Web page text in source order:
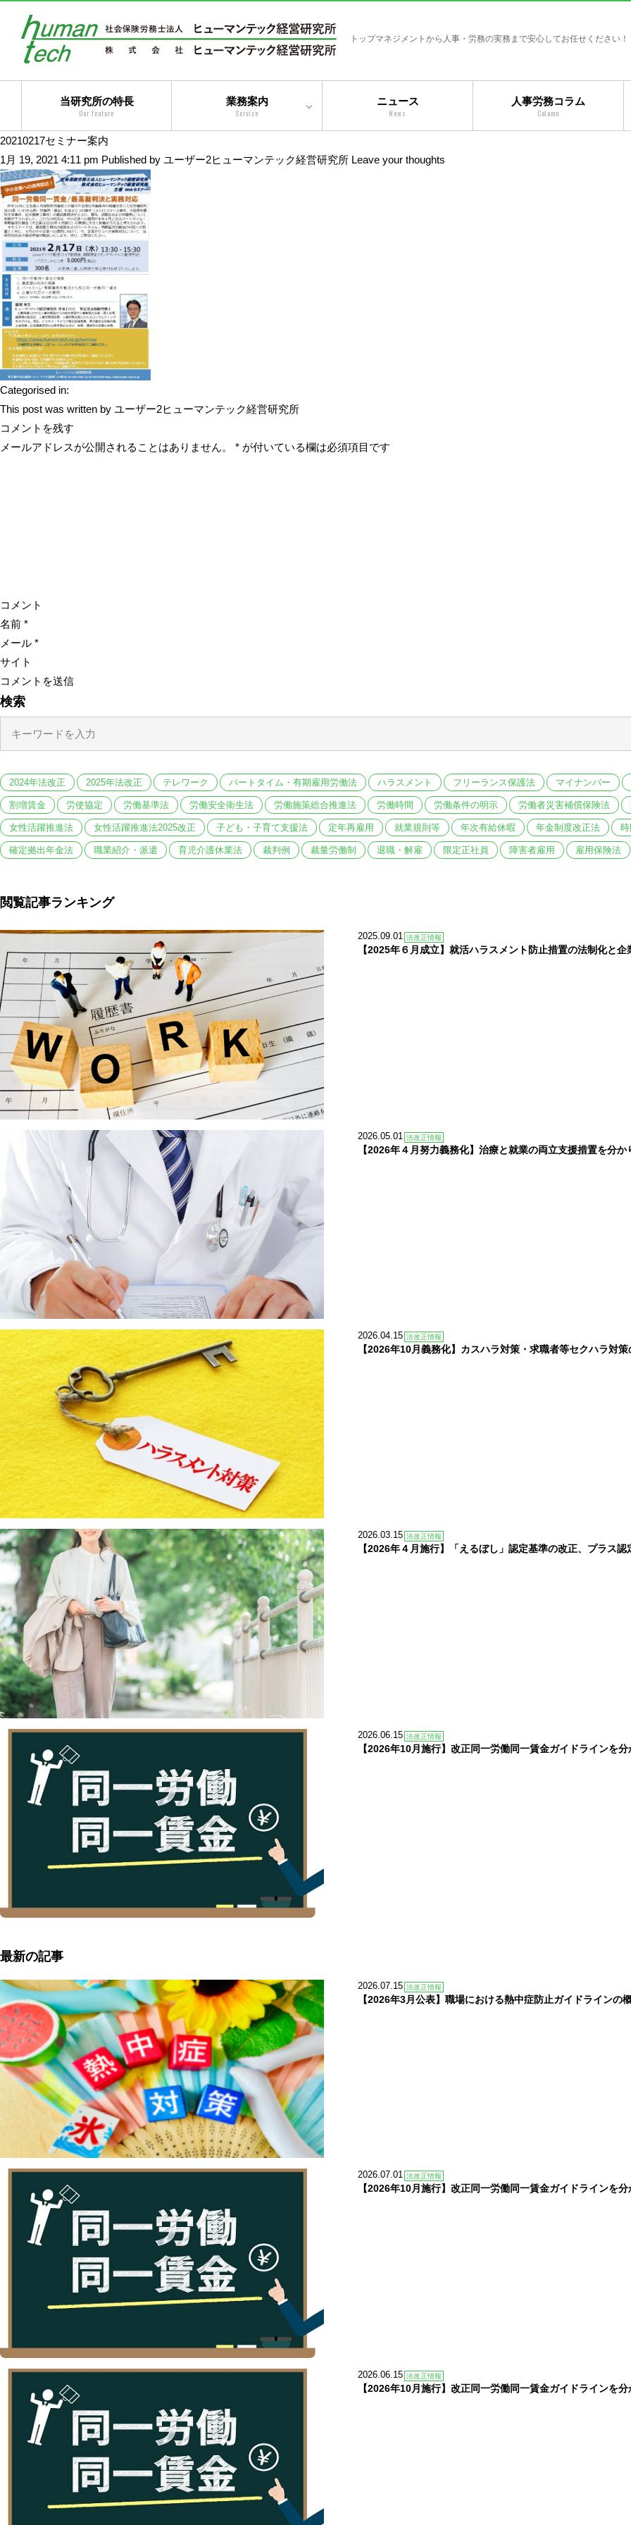
トップマネジメントから人事・労務の実務まで安心してお任せください！
当研究所の特長
Our feature
業務案内
Service
二法人体制によるトータ
ルサービス
ニュース
News
人事労務コラム
Column
20210217セミナー案内
1月 19, 2021 4:11 pm Published by ユーザー2ヒューマンテック経営研究所 Leave your thoughts
Categorised in:
This post was written by ユーザー2ヒューマンテック経営研究所
コメントを残す
メールアドレスが公開されることはありません。
* が付いている欄は必須項目です
コメント
名前 *
メール *
サイト
検索
2024年法改正 2025年法改正 テレワーク パートタイム・有期雇用労働法 ハラスメント フリーランス保護法 マイナンバー
割増賃金 労使協定 労働基準法 労働安全衛生法 労働施策総合推進法 労働時間 労働条件の明示 労働者災害補償保険法
女性活躍推進法 女性活躍推進法2025改正 子ども・子育て支援法 定年再雇用 就業規則等 年次有給休暇 年金制度改正法
確定拠出年金法 職業紹介・派遣 育児介護休業法 裁判例 裁量労働制 退職・解雇 限定正社員 障害者雇用 雇用保険法
閲覧記事ランキング
2025.09.01 法改正情報
【2025年６月成立】就活ハラスメント防止措置の法制化と企
2026.05.01 法改正情報
【2026年４月努力義務化】治療と就業の両立支援措置を分か
2026.04.15 法改正情報
【2026年10月義務化】カスハラ対策・求職者等セクハラ対
2026.03.15 法改正情報
【2026年４月施行】「えるぼし」認定基準の改正、プラ
2026.06.15 法改正情報
【2026年10月施行】改正同一労働同一賃金ガイドラインを分
最新の記事
2026.07.15 法改正情報
【2026年3月公表】職場における熱中症防止ガイドラインの
2026.07.01 法改正情報
【2026年10月施行】改正同一労働同一賃金ガイドラインを分
2026.06.15 法改正情報
【2026年10月施行】改正同一労働同一賃金ガイドラインを分